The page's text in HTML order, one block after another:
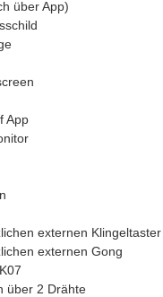
über App)
App
externen Klingeltaster
externen Gong
über 2 Drähte